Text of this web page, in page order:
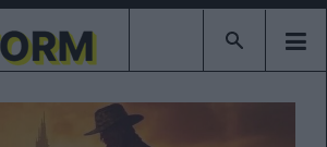
Type 2 or